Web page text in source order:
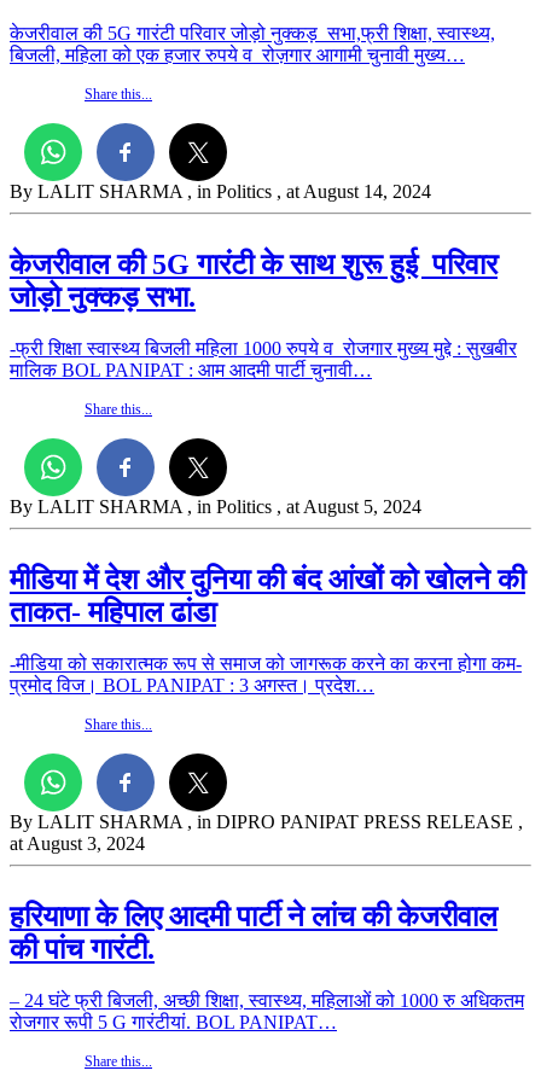
केजरीवाल की 5G गारंटी परिवार जोड़ो नुक्कड़ सभा,फ्री शिक्षा, स्वास्थ्य,
बिजली, महिला को एक हजार रुपये व रोज़गार आगामी चुनावी मुख्य…
Share this...
By LALIT SHARMA , in Politics , at August 14, 2024
केजरीवाल की 5G गारंटी के साथ शुरू हुई परिवार
जोड़ो नुक्कड़ सभा.
-फ्री शिक्षा स्वास्थ्य बिजली महिला 1000 रुपये व रोजगार मुख्य मुद्दे : सुखबीर
मालिक BOL PANIPAT : आम आदमी पार्टी चुनावी…
Share this...
By LALIT SHARMA , in Politics , at August 5, 2024
मीडिया में देश और दुनिया की बंद आंखों को खोलने की
ताकत- महिपाल ढांडा
-मीडिया को सकारात्मक रूप से समाज को जागरूक करने का करना होगा कम-
प्रमोद विज। BOL PANIPAT : 3 अगस्त। प्रदेश…
Share this...
By LALIT SHARMA , in DIPRO PANIPAT PRESS RELEASE ,
at August 3, 2024
हरियाणा के लिए आदमी पार्टी ने लांच की केजरीवाल
की पांच गारंटी.
– 24 घंटे फ्री बिजली, अच्छी शिक्षा, स्वास्थ्य, महिलाओं को 1000 रु अधिकतम
रोजगार रूपी 5 G गारंटीयां. BOL PANIPAT…
Share this...